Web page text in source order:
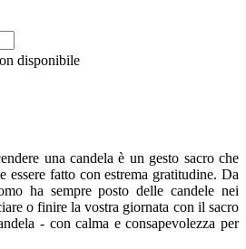
disponibile
una candela è un gesto sacro che
essere fatto con estrema gratitudine. Da
ha sempre posto delle candele nei
o finire la vostra giornata con il sacro
- con calma e consapevolezza per